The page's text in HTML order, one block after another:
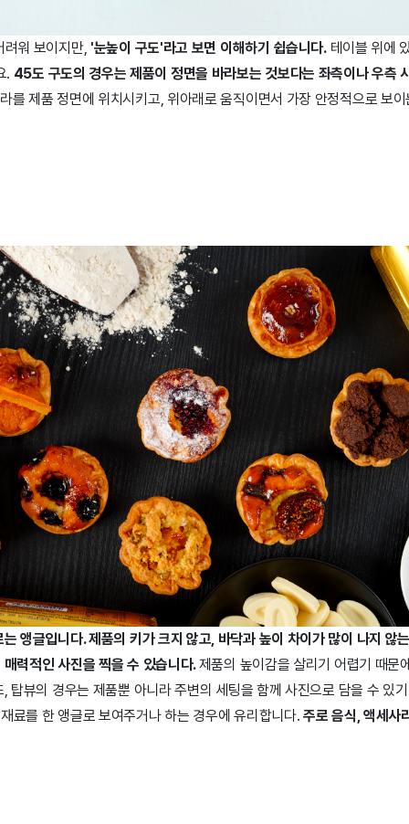
워 보이지만, '눈높이 구도'라고 보면 이해하기 쉽습니다.테이블 위에
. 45도 구도의 경우는 제품이 정면을 바라보는 것보다는 좌측이나 우측
를 제품 정면에 위치시키고, 위아래로 움직이면서 가장 안정적으로 보
앵글입니다.제품의 키가 크지 않고, 바닥과 높이 차이가 많이 나지 않
력적인 사진을 찍을 수 있습니다.제품의 높이감을 살리기 어렵기 때문
탑뷰의 경우는 제품뿐 아니라 주변의 세팅을 함께 사진으로 담을 수 있
료를 한 앵글로 보여주거나 하는 경우에 유리합니다.주로 음식, 액세사